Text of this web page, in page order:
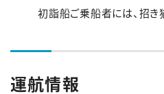
初詣船ご乗船者には、招き
運航情報